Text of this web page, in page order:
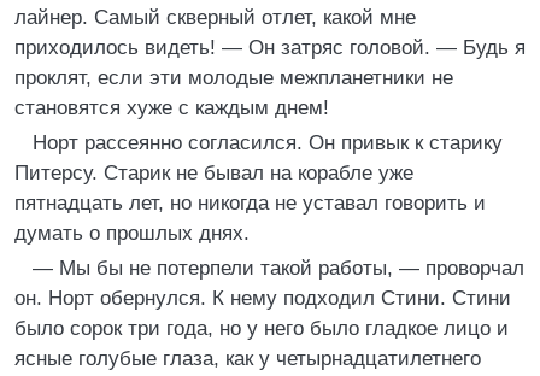
лайнер. Самый скверный отлет, какой мне
приходилось видеть! — Он затряс головой. — Будь я
проклят, если эти молодые межпланетники не
становятся хуже с каждым днем!
Норт рассеянно согласился. Он привык к старику
Питерсу. Старик не бывал на корабле уже
пятнадцать лет, но никогда не уставал говорить и
думать о прошлых днях.
— Мы бы не потерпели такой работы, — проворчал
он. Норт обернулся. К нему подходил Стини. Стини
было сорок три года, но у него было гладкое лицо и
ясные голубые глаза, как у четырнадцатилетнего